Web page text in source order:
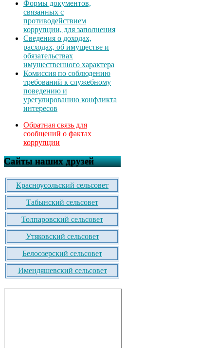
Формы документов,
связанных с
противодействием
коррупции, для заполнения
Сведения о доходах,
расходах, об имуществе и
обязательствах
имущественного характера
Комиссия по соблюдению
требований к служебному
поведению и
урегулированию конфликта
интересов
Обратная связь для
сообщений о фактах
коррупции
Сайты наших друзей
Красноусольский сельсовет
Табынский сельсовет
Толпаровский сельсовет
Утяковский сельсовет
Белоозерский сельсовет
Имендяшевский сельсовет